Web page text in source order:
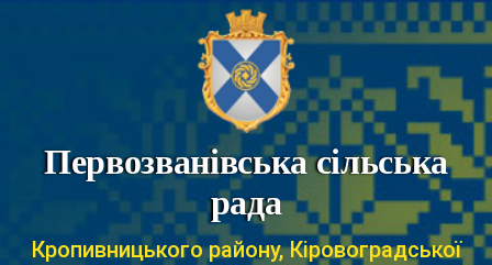
Первозванівська сільська
рада
Кропивницького району, Кіровоградської